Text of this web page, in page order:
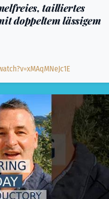
tailliertes
doppeltem lässigem